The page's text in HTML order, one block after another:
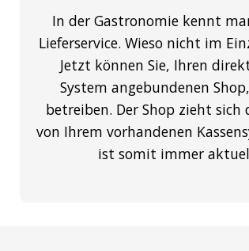
In der Gastronomie kennt
Lieferservice. Wieso nicht im
Jetzt können Sie, Ihren
System angebundenen
betreiben. Der Shop zieht sich
von Ihrem vorhandenen
ist somit immer